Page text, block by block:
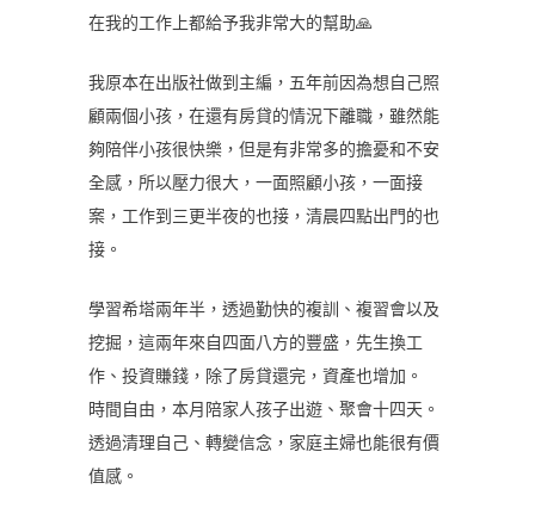
在我的工作上都給予我非常大的幫助🙏
我原本在出版社做到主編，五年前因為想自己照
顧兩個小孩，在還有房貸的情況下離職，雖然能
夠陪伴小孩很快樂，但是有非常多的擔憂和不安
全感，所以壓力很大，一面照顧小孩，一面接
案，工作到三更半夜的也接，清晨四點出門的也
接。
學習希塔兩年半，透過勤快的複訓、複習會以及
挖掘，這兩年來自四面八方的豐盛，先生換工
作、投資賺錢，除了房貸還完，資產也增加。
時間自由，本月陪家人孩子出遊、聚會十四天。
透過清理自己、轉變信念，家庭主婦也能很有價
值感。